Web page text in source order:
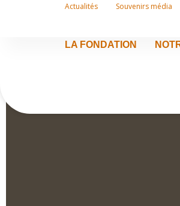
Actualités Souvenirs média
LA FONDATION